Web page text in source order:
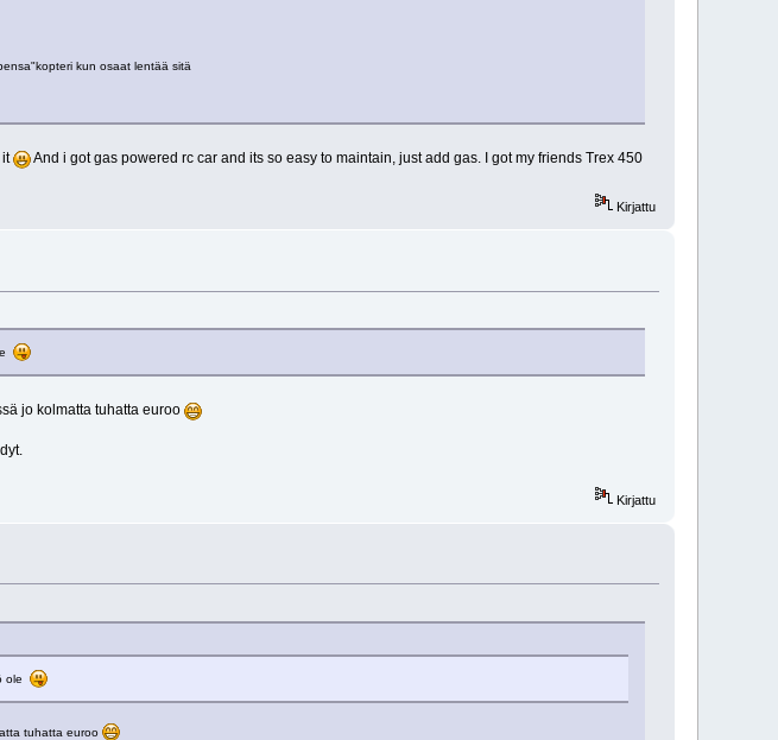
kun osaat lentää sitä
it
And i got gas powered rc car and its so easy to maintain, just add gas. I got my friends Trex 450
Kirjattu
jo kolmatta tuhatta euroo
Kirjattu
ole
tuhatta euroo